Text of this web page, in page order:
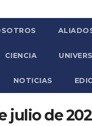
CIENCIA
NOTICIAS
julio de